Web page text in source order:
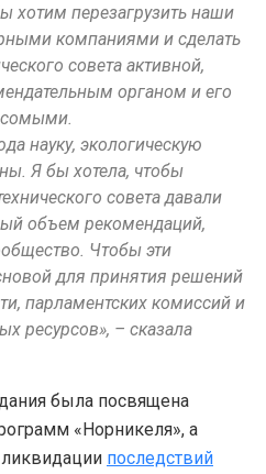
хотим перезагрузить наши
компаниями и сделать
совета активной,
органом и его
науку, экологическую
Я бы хотела, чтобы
совета давали
объем рекомендаций,
Чтобы эти
для принятия решений
парламентских комиссий и
ресурсов», – сказала
была посвящена
«Норникеля», а
последствий